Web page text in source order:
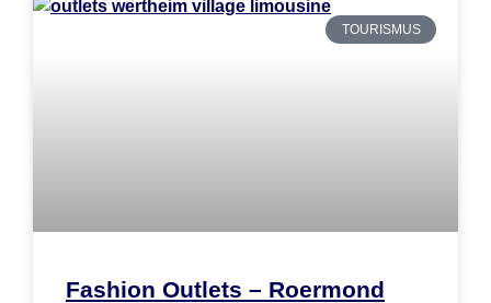
TOURISMUS
Fashion Outlets – Roermond